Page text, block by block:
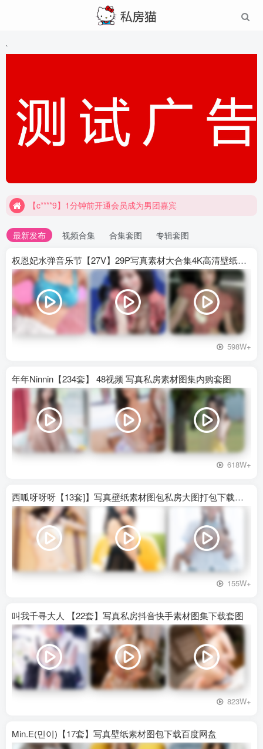
`
【c****9】1分钟前开通会员成为男团嘉宾
最新发布 视频合集 合集套图 专辑套图
权恩妃水弹音乐节【27V】29P写真素材大合集4K高清壁纸照片素材
598W+
年年Ninnin【234套】 48视频 写真私房素材图集内购套图
618W+
西呱呀呀呀【13套]】写真壁纸素材图包私房大图打包下载百度网盘
155W+
叫我千寻大人 【22套】写真私房抖音快手素材图集下载套图
823W+
Min.E(민이)【17套】写真壁纸素材图包下载百度网盘